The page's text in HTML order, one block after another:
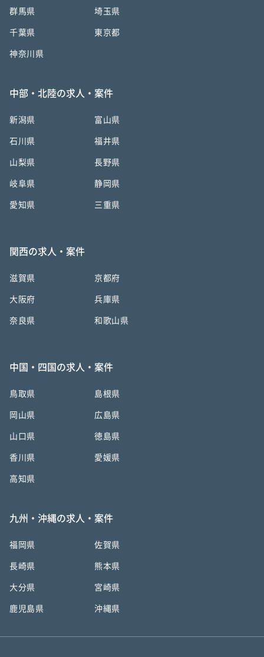
群馬県 埼玉県
千葉県 東京都
神奈川県
中部・北陸の求人・案件
新潟県 富山県
石川県 福井県
山梨県 長野県
岐阜県 静岡県
愛知県 三重県
関西の求人・案件
滋賀県 京都府
大阪府 兵庫県
奈良県 和歌山県
中国・四国の求人・案件
鳥取県 島根県
岡山県 広島県
山口県 徳島県
香川県 愛媛県
高知県
九州・沖縄の求人・案件
福岡県 佐賀県
長崎県 熊本県
大分県 宮崎県
鹿児島県 沖縄県